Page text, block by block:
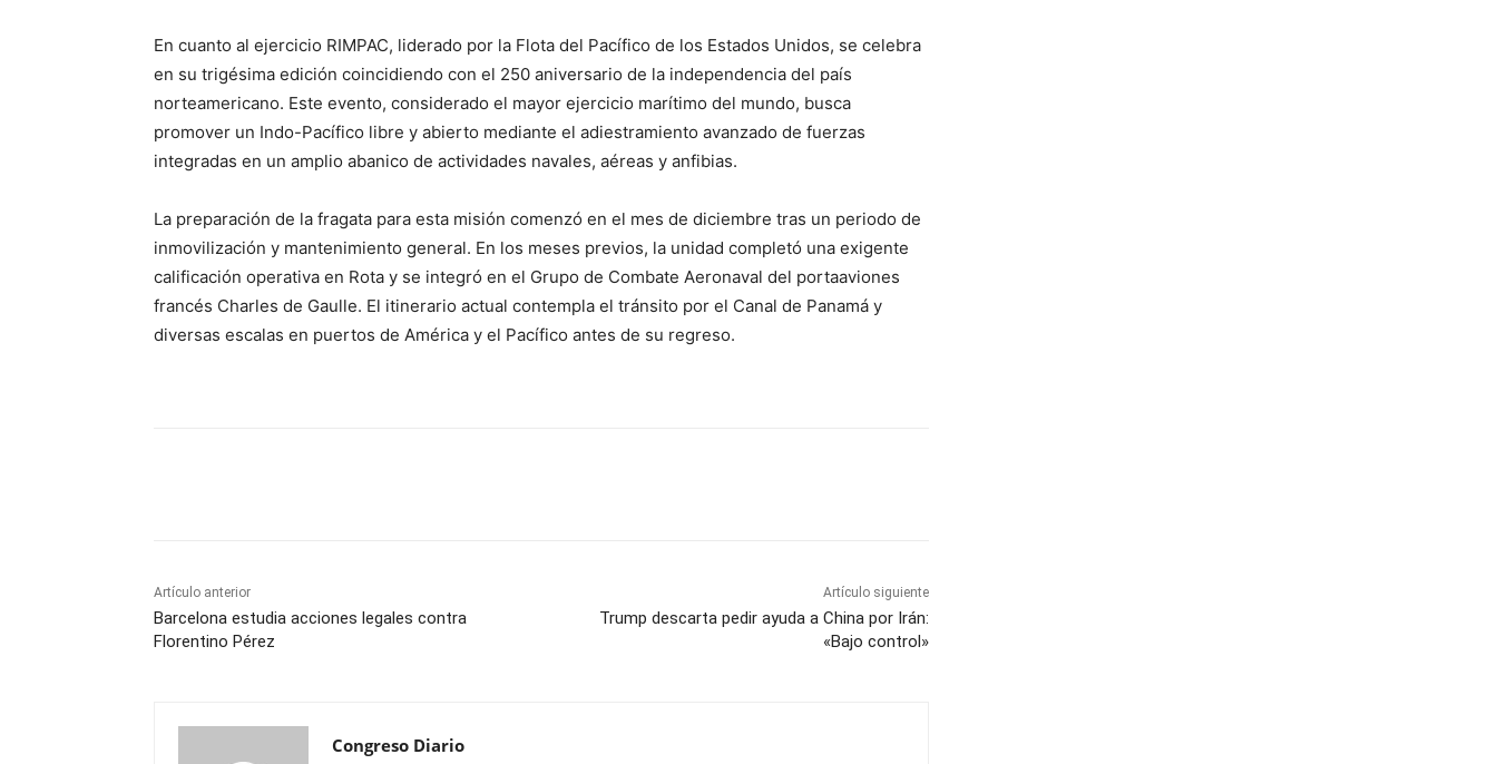
En cuanto al ejercicio RIMPAC, liderado por la Flota del Pacífico de los Estados Unidos, se celebra
en su trigésima edición coincidiendo con el 250 aniversario de la independencia del país
norteamericano. Este evento, considerado el mayor ejercicio marítimo del mundo, busca
promover un Indo-Pacífico libre y abierto mediante el adiestramiento avanzado de fuerzas
integradas en un amplio abanico de actividades navales, aéreas y anfibias.
La preparación de la fragata para esta misión comenzó en el mes de diciembre tras un periodo de
inmovilización y mantenimiento general. En los meses previos, la unidad completó una exigente
calificación operativa en Rota y se integró en el Grupo de Combate Aeronaval del portaaviones
francés Charles de Gaulle. El itinerario actual contempla el tránsito por el Canal de Panamá y
diversas escalas en puertos de América y el Pacífico antes de su regreso.
Artículo anterior
Barcelona estudia acciones legales contra
Florentino Pérez
Artículo siguiente
Trump descarta pedir ayuda a China por Irán:
«Bajo control»
Congreso Diario